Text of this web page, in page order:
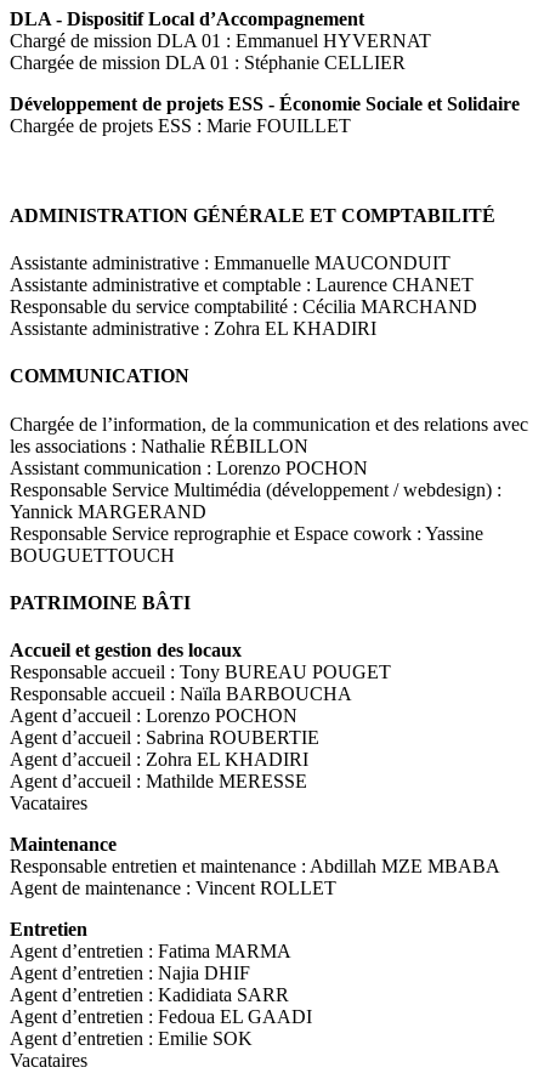
DLA - Dispositif Local d’Accompagnement
Chargé de mission DLA 01 : Emmanuel HYVERNAT
Chargée de mission DLA 01 : Stéphanie CELLIER
Développement de projets ESS - Économie Sociale et Solidaire
Chargée de projets ESS : Marie FOUILLET
ADMINISTRATION GÉNÉRALE ET COMPTABILITÉ
Assistante administrative : Emmanuelle MAUCONDUIT
Assistante administrative et comptable : Laurence CHANET
Responsable du service comptabilité : Cécilia MARCHAND
Assistante administrative : Zohra EL KHADIRI
COMMUNICATION
Chargée de l’information, de la communication et des relations avec
les associations : Nathalie RÉBILLON
Assistant communication : Lorenzo POCHON
Responsable Service Multimédia (développement / webdesign) :
Yannick MARGERAND
Responsable Service reprographie et Espace cowork : Yassine
BOUGUETTOUCH
PATRIMOINE BÂTI
Accueil et gestion des locaux
Responsable accueil : Tony BUREAU POUGET
Responsable accueil : Naïla BARBOUCHA
Agent d’accueil : Lorenzo POCHON
Agent d’accueil : Sabrina ROUBERTIE
Agent d’accueil : Zohra EL KHADIRI
Agent d’accueil : Mathilde MERESSE
Vacataires
Maintenance
Responsable entretien et maintenance : Abdillah MZE MBABA
Agent de maintenance : Vincent ROLLET
Entretien
Agent d’entretien : Fatima MARMA
Agent d’entretien : Najia DHIF
Agent d’entretien : Kadidiata SARR
Agent d’entretien : Fedoua EL GAADI
Agent d’entretien : Emilie SOK
Vacataires